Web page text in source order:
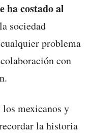
ha costado al
sociedad
problema
con
mexicanos y
la historia